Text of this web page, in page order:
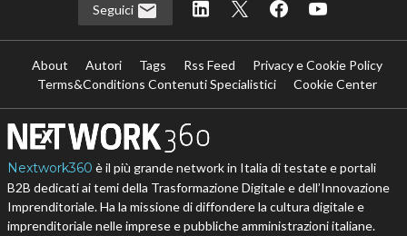
Seguici
About Autori Tags Rss Feed
Privacy e Cookie Policy
Terms&Conditions Contenuti Specialistici
Cookie Center
Nextwork360 è il più grande network in Italia di testate e portali
B2B dedicati ai temi della Trasformazione Digitale e dell’Innovazione
Imprenditoriale. Ha la missione di diffondere la cultura digitale e
imprenditoriale nelle imprese e pubbliche amministrazioni italiane.